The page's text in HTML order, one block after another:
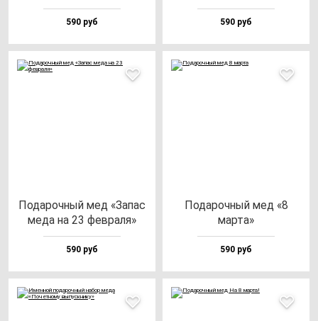
590 руб 590 руб
Пода­роч­ный мед «Запас
ме­да на 23 фев­ра­ля»
590 руб
Пода­роч­ный мед «8
мар­та»
590 руб